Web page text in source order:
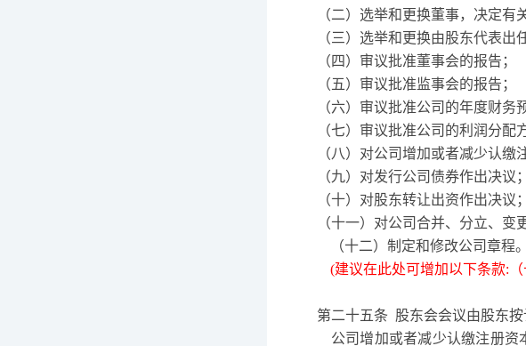
（二）选举和更换董事，决定有
（三）选举和更换由股东代表出
（四）审议批准董事会的报告；
（五）审议批准监事会的报告；
（六）审议批准公司的年度财务
（七）审议批准公司的利润分配
（八）对公司增加或者减少认缴
（九）对发行公司债券作出决议；
（十）对股东转让出资作出决议；
（十一）对公司合并、分立、变
（十二）制定和修改公司章程。
(建议在此处可增加以下条款:
第二十五条 股东会会议由股东
公司增加或者减少认缴注册